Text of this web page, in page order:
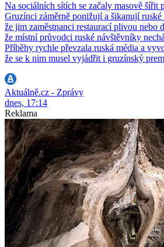
Na sociálních sítích se začaly masově šířit
Gruzínci záměrně ponižují a šikanují
že jim zaměstnanci restaurací plivou nebo
že místní průvodci ruské návštěvníky
Příběhy rychle převzala ruská média a
že se k nim musel vyjádřit i gruzínský
Aktuálně.cz - Zprávy
dnes, 17:14
Reklama